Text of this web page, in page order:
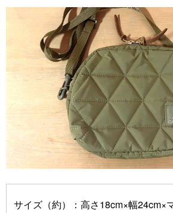
サイズ（約）：高さ18cm×幅24cm×